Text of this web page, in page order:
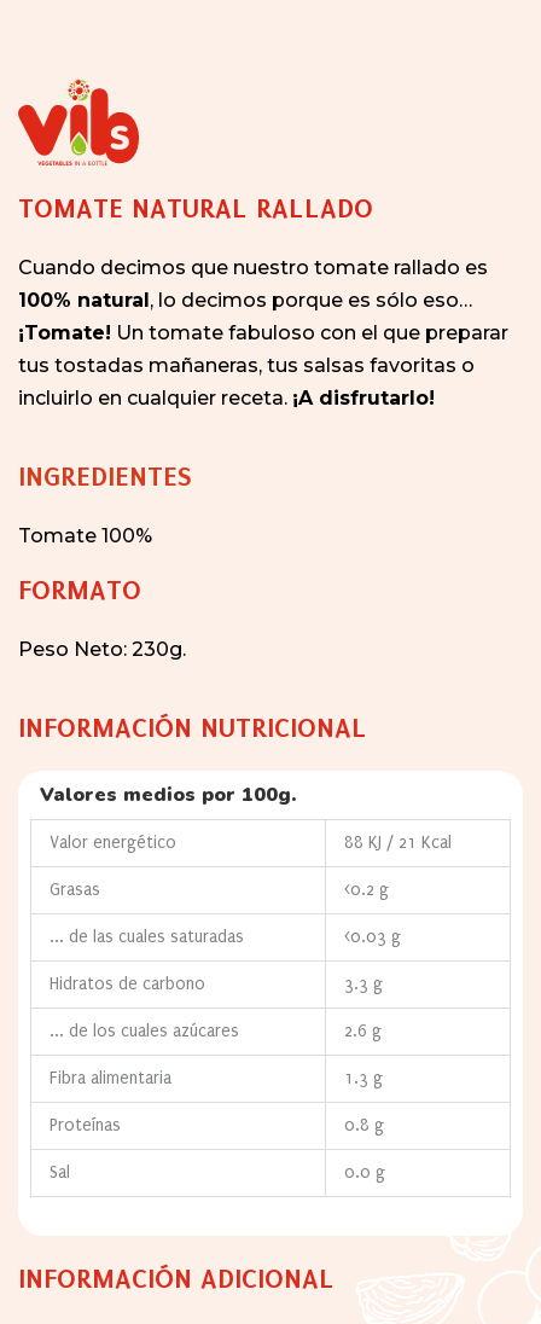
TOMATE NATURAL RALLADO
Cuando decimos que nuestro tomate rallado es
100% natural, lo decimos porque es sólo eso…
¡Tomate! Un tomate fabuloso con el que preparar
tus tostadas mañaneras, tus salsas favoritas o
incluirlo en cualquier receta. ¡A disfrutarlo!
INGREDIENTES
Tomate 100%
FORMATO
Peso Neto: 230g.
INFORMACIÓN NUTRICIONAL
Valores medios por 100g.
Valor energético 88 KJ / 21 Kcal
Grasas <0.2 g
... de las cuales saturadas <0.03 g
Hidratos de carbono 3.3 g
... de los cuales azúcares 2.6 g
Fibra alimentaria 1.3 g
Proteínas 0.8 g
Sal 0.0 g
INFORMACIÓN ADICIONAL